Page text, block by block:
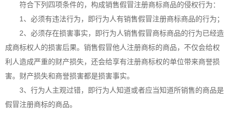
符合下列四项条件的，构成销售假冒注册商标商品的侵权行为：
1、必须有违法行为，即行为人有销售假冒注册商标商品的行为；
2、必须存在损害事实，即行为人销售假冒商标商品的行为已经造
成商标权人的损害后果。销售假冒他人注册商标的商品，不仅会给权
利人造成严重的财产损失，还会给享有注册商标权的单位带来商誉损
害。财产损失和商誉损害都是损害事实。
3、行为人主观过错，即行为人知道或者应当知道所销售的商品是
假冒注册商标的商品。